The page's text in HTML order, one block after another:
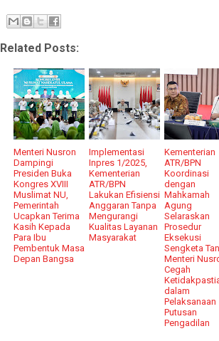
Related Posts:
Menteri Nusron
Dampingi
Presiden Buka
Kongres XVIII
Muslimat NU,
Pemerintah
Ucapkan Terima
Kasih Kepada
Para Ibu
Pembentuk Masa
Depan Bangsa
Implementasi
Inpres 1/2025,
Kementerian
ATR/BPN
Lakukan Efisiensi
Anggaran Tanpa
Mengurangi
Kualitas Layanan
Masyarakat
Kementerian
ATR/BPN
Koordinasi
dengan
Mahkamah
Agung
Selaraskan
Prosedur
Eksekusi
Sengketa
Menteri
Cegah
dalam
Pelaksanaan
Putusan
Pengadilan